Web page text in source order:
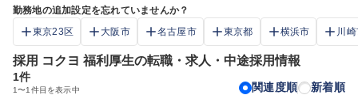
勤務地の追加設定を忘れていませんか？
東京23区
大阪市 名古屋市 東京都 横浜市 川
採用 コクヨ 福利厚生の転職・求人・中途採用情報
1件
1〜1 件目を表示中 関連度順 新着順